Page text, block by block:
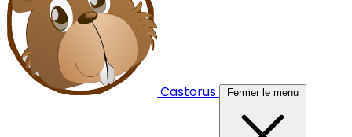
Castorus Fermer le menu